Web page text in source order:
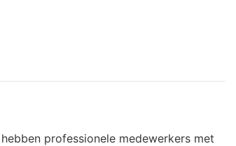
professionele medewerkers met